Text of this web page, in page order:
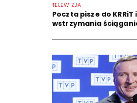
TELEWIZJA
Poczta pisze do
wstrzymania